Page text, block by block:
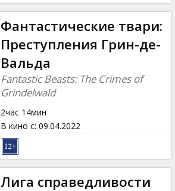
Фантастические твари:
Преступления Грин-де-
Вальда
Fantastic Beasts: The Crimes of
Grindelwald
2час 14мин
В кино с: 09.04.2022
Лига справедливости